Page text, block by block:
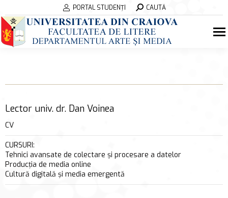
PORTAL STUDENȚI Search:CAUTĂ
Lector univ. dr. Dan Voinea
CV
CURSURI:
Tehnici avansate de colectare și procesare a datelor
Producția de media online
Cultură digitală și media emergentă